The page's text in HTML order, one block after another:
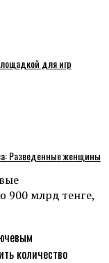
для игр
Разведенные женщины
900 млрд тенге,
количество